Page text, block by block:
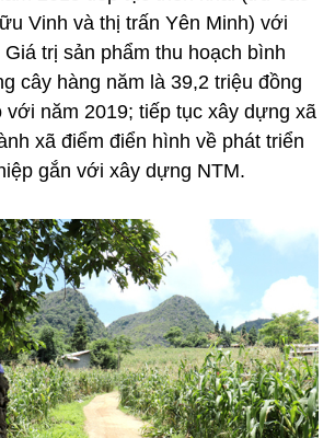
Vinh và thị trấn Yên Minh) với
trị sản phẩm thu hoạch bình
cây hàng năm là 39,2 triệu đồng
với năm 2019; tiếp tục xây dựng xã
xã điểm điển hình về phát triển
gắn với xây dựng NTM.